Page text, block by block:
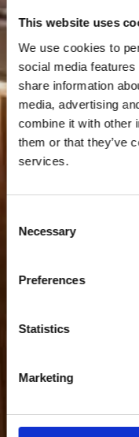
This website uses
We use cookies to
social media
share information
media, advertising
combine it with other
them or that they’ve
services.
Selection
Necessary
Preferences
Statistics
Marketing